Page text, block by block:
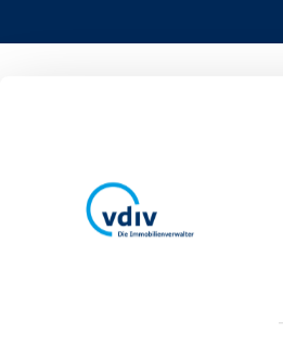
Jacob